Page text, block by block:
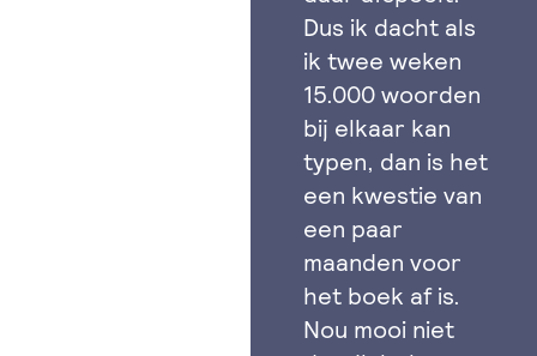
Dus ik dacht als
ik twee weken
15.000 woorden
bij elkaar kan
typen, dan is het
een kwestie van
een paar
maanden voor
het boek af is.
Nou mooi niet